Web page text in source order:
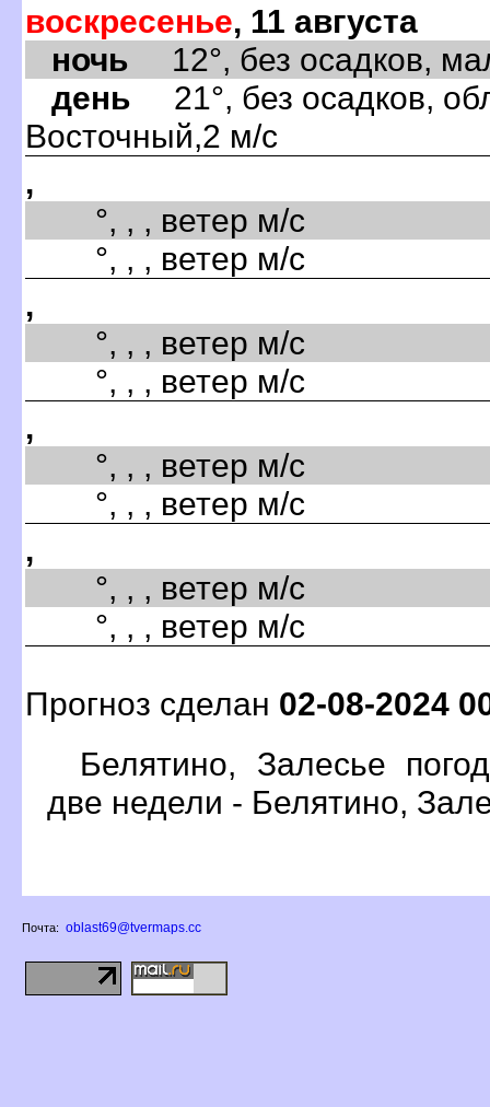
воскресенье, 11 августа
ночь 12°, без осадков,
день 21°, без осадков,
Восточный,2 м/с
,
°, , , ветер м/с
°, , , ветер м/с
,
°, , , ветер м/с
°, , , ветер м/с
,
°, , , ветер м/с
°, , , ветер м/с
,
°, , , ветер м/с
°, , , ветер м/с
Прогноз сделан 02-08-2024
Белятино, Залесье
две недели - Белятино,
Почта: oblast69@tvermaps.cc